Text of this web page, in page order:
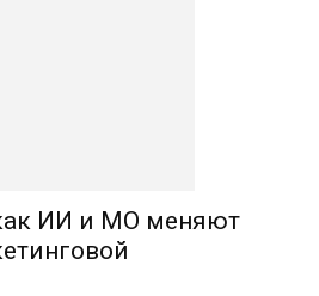
ИИ и МО меняют